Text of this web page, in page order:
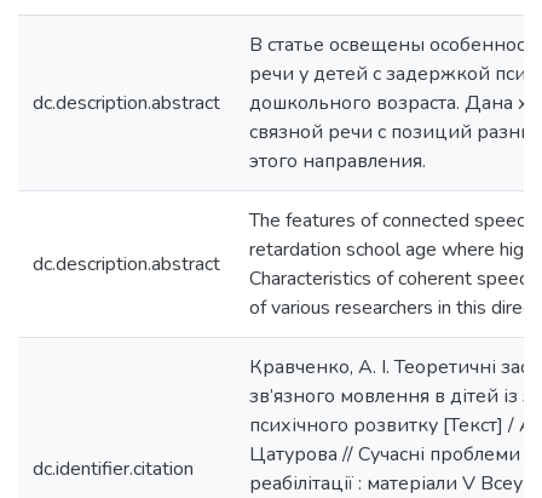
dc.description.abstract
В статье освещены
речи у детей с задержкой
дошкольного возраста. Дана
связной речи с позиций
этого направления.
dc.description.abstract
The features of connected
retardation school age where
Characteristics of coherent
of various researchers in this
dc.identifier.citation
Кравченко, А. І. Теоретичні
зв’язного мовлення в дітей із
психічного розвитку [Текст] /
Цатурова // Сучасні проблеми
реабілітації : матеріали V